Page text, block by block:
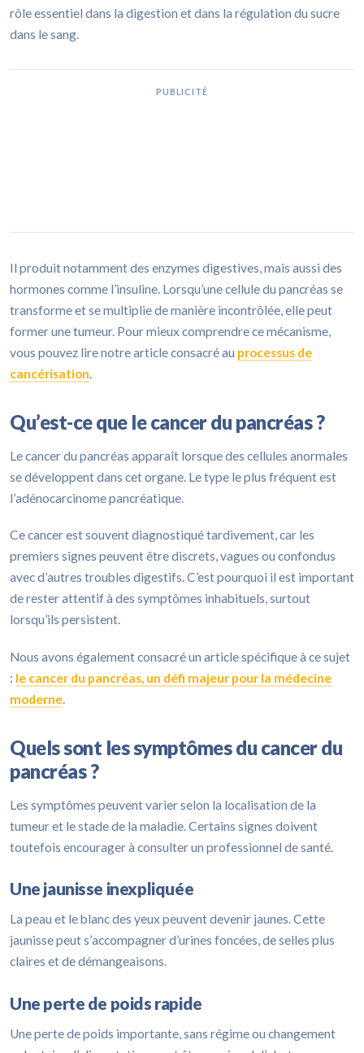
rôle essentiel dans la digestion et dans la régulation du sucre
dans le sang.
PUBLICITÉ
Il produit notamment des enzymes digestives, mais aussi des
hormones comme l’insuline. Lorsqu’une cellule du pancréas se
transforme et se multiplie de manière incontrôlée, elle peut
former une tumeur. Pour mieux comprendre ce mécanisme,
vous pouvez lire notre article consacré au processus de
cancérisation.
Qu’est-ce que le cancer du pancréas ?
Le cancer du pancréas apparaît lorsque des cellules anormales
se développent dans cet organe. Le type le plus fréquent est
l’adénocarcinome pancréatique.
Ce cancer est souvent diagnostiqué tardivement, car les
premiers signes peuvent être discrets, vagues ou confondus
avec d’autres troubles digestifs. C’est pourquoi il est important
de rester attentif à des symptômes inhabituels, surtout
lorsqu’ils persistent.
Nous avons également consacré un article spécifique à ce sujet
: le cancer du pancréas, un défi majeur pour la médecine
moderne.
Quels sont les symptômes du cancer du
pancréas ?
Les symptômes peuvent varier selon la localisation de la
tumeur et le stade de la maladie. Certains signes doivent
toutefois encourager à consulter un professionnel de santé.
Une jaunisse inexpliquée
La peau et le blanc des yeux peuvent devenir jaunes. Cette
jaunisse peut s’accompagner d’urines foncées, de selles plus
claires et de démangeaisons.
Une perte de poids rapide
Une perte de poids importante, sans régime ou changement